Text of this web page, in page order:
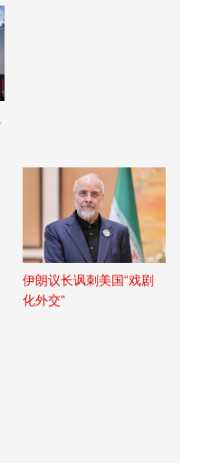
伊朗议长讽刺美国“戏剧
化外交”